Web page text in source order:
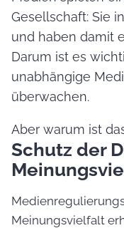
Gesellschaft: Sie
und haben damit
Darum ist es
unabhängige
überwachen.
Aber warum ist
Schutz der
Meinungsvielfalt